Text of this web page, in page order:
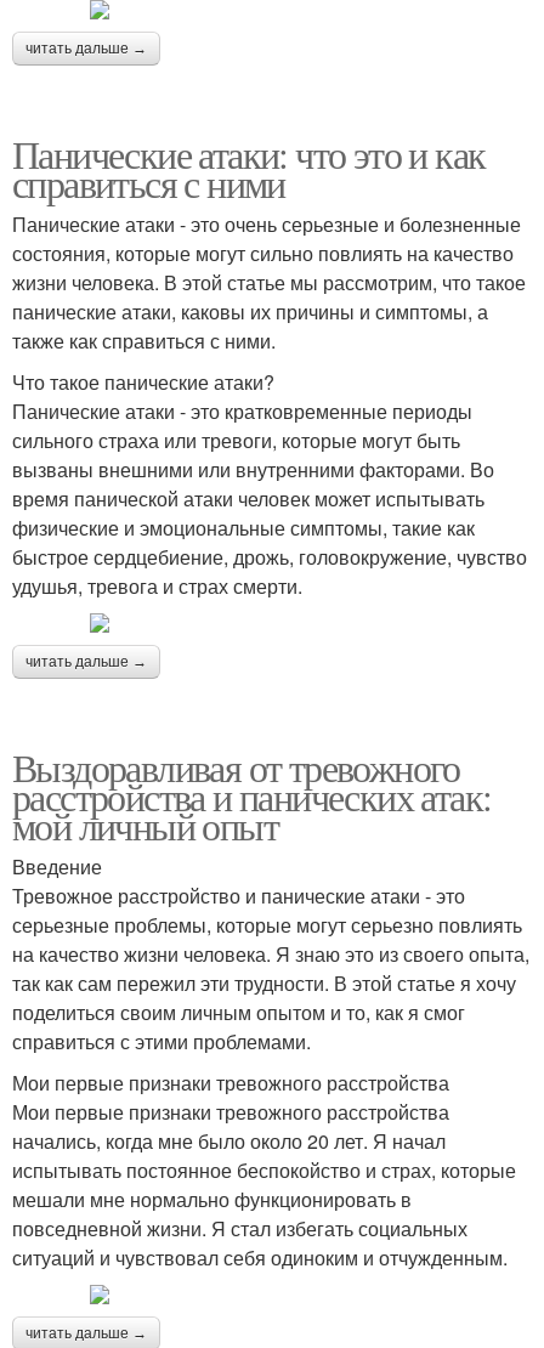
читать дальше →
Панические атаки: что это и как
справиться с ними
Панические атаки - это очень серьезные и болезненные
состояния, которые могут сильно повлиять на качество
жизни человека. В этой статье мы рассмотрим, что такое
панические атаки, каковы их причины и симптомы, а
также как справиться с ними.
Что такое панические атаки?
Панические атаки - это кратковременные периоды
сильного страха или тревоги, которые могут быть
вызваны внешними или внутренними факторами. Во
время панической атаки человек может испытывать
физические и эмоциональные симптомы, такие как
быстрое сердцебиение, дрожь, головокружение, чувство
удушья, тревога и страх смерти.
читать дальше →
Выздоравливая от тревожного
расстройства и панических атак:
мой личный опыт
Введение
Тревожное расстройство и панические атаки - это
серьезные проблемы, которые могут серьезно повлиять
на качество жизни человека. Я знаю это из своего опыта,
так как сам пережил эти трудности. В этой статье я хочу
поделиться своим личным опытом и то, как я смог
справиться с этими проблемами.
Мои первые признаки тревожного расстройства
Мои первые признаки тревожного расстройства
начались, когда мне было около 20 лет. Я начал
испытывать постоянное беспокойство и страх, которые
мешали мне нормально функционировать в
повседневной жизни. Я стал избегать социальных
ситуаций и чувствовал себя одиноким и отчужденным.
читать дальше →